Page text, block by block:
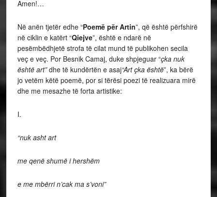
Amen!…
Në anën tjetër edhe “Poemë për Artin”, që është përfshirë
në ciklin e katërt “Qiejve”, është e ndarë në
pesëmbëdhjetë strofa të cilat mund të publikohen secila
veç e veç. Por Besnik Camaj, duke shpjeguar “çka nuk
është art”dhe të kundërtën e asaj“Art çka është”, ka bërë
jo vetëm këtë poemë, por si tërësi poezi të realizuara mirë
dhe me mesazhe të forta artistike:
I.
“nuk asht art
me qenë shumë i hershëm
e me mbërri n’cak ma s’voni”